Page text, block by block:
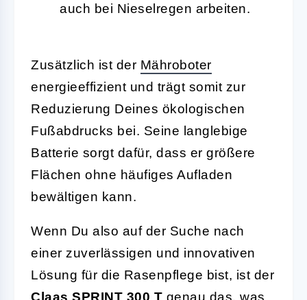
auch bei Nieselregen arbeiten.
Zusätzlich ist der Mähroboter
energieeffizient und trägt somit zur
Reduzierung Deines ökologischen
Fußabdrucks bei. Seine langlebige
Batterie sorgt dafür, dass er größere
Flächen ohne häufiges Aufladen
bewältigen kann.
Wenn Du also auf der Suche nach
einer zuverlässigen und innovativen
Lösung für die Rasenpflege bist, ist der
Claas SPRINT 300 T genau das, was